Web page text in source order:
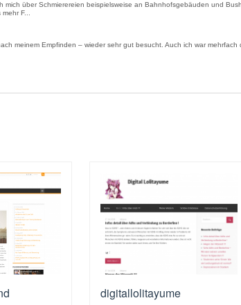
über Schmierereien beispielsweise an Bahnhofsgebäuden und
F...
meinem Empfinden – wieder sehr gut besucht. Auch ich war mehrfach
digitallolitayume